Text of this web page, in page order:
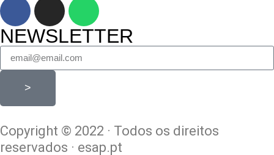
NEWSLETTER
>
Copyright © 2022 · Todos os direitos
reservados · esap.pt